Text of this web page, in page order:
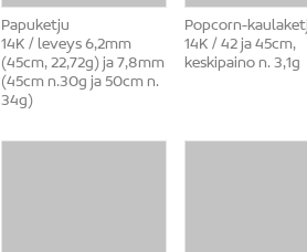
Papuketju
14K / leveys 6,2mm
(45cm, 22,72g) ja 7,8mm
(45cm n.30g ja 50cm n.
34g)
Popcorn-
14K / 42 ja 45cm,
keskipaino n. 3,1g